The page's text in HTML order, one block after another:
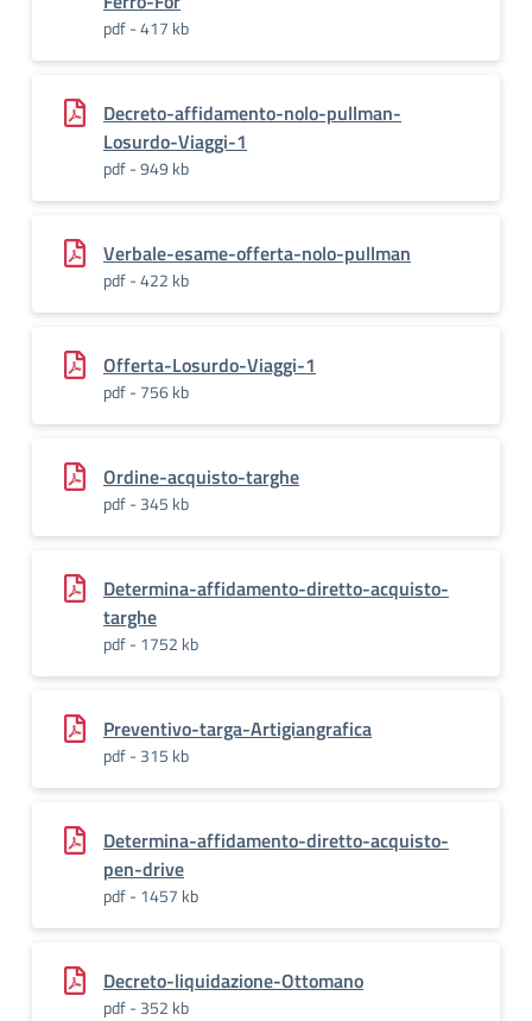
pdf - 417 kb
Decreto-affidamento-nolo-pullman-
Losurdo-Viaggi-1
pdf - 949 kb
Verbale-esame-offerta-nolo-pullman
pdf - 422 kb
Offerta-Losurdo-Viaggi-1
pdf - 756 kb
Ordine-acquisto-targhe
pdf - 345 kb
Determina-affidamento-diretto-acquisto-
targhe
pdf - 1752 kb
Preventivo-targa-Artigiangrafica
pdf - 315 kb
Determina-affidamento-diretto-acquisto-
pen-drive
pdf - 1457 kb
Decreto-liquidazione-Ottomano
pdf - 352 kb